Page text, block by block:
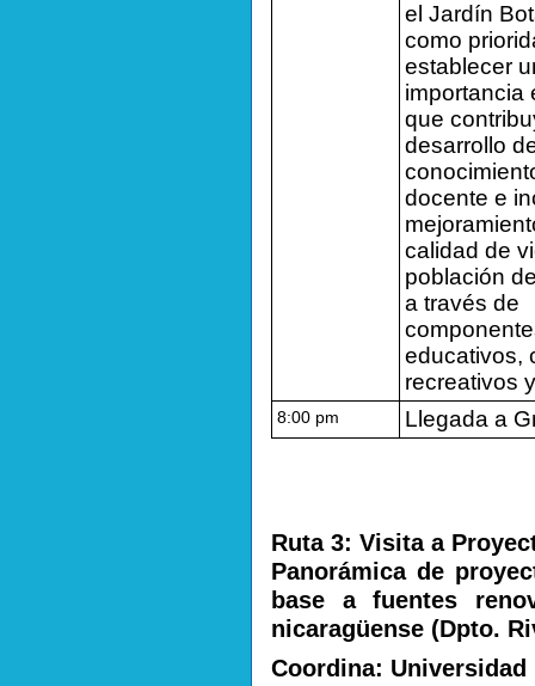
el Jardín
como
establecer
importancia
que
desarrollo
docente e
calidad de
población
a través de
educativos,
recreativos
8:00 pm Llegada a
Ruta 3: Visita a
Panorámica de
base a fuentes
nicaragüense (Dpto.
Coordina: Universidad